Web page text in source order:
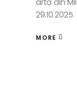
29.10.2025
MORE